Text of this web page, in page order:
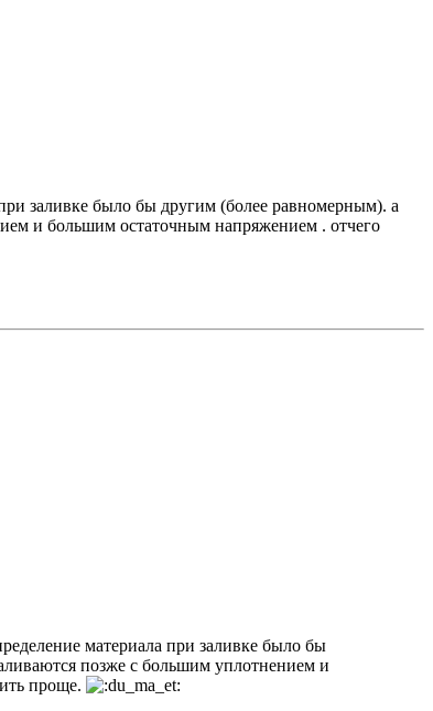
заливке было бы другим (более равномерным). а
и большим остаточным напряжением . отчего
материала при заливке было бы
позже с большим уплотнением и
проще.